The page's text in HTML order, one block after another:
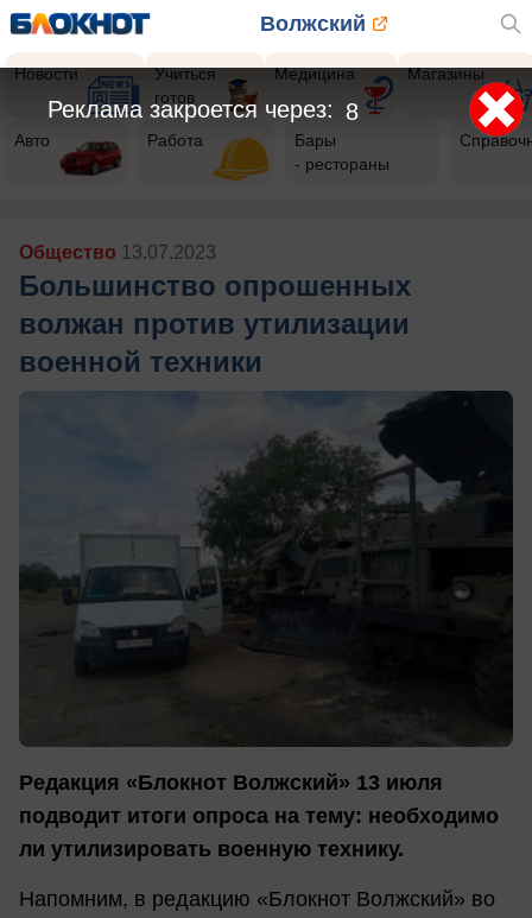
Волжский
Новости
Учиться
готов
Медицина Магазины
Авто Работа
Бары
- рестораны
Общество 13.07.2023
Большинство опрошенных
волжан против утилизации
военной техники
Редакция «Блокнот Волжский» 13 июля
подводит итоги опроса на тему: необходимо
ли утилизировать военную технику.
Напомним, в редакцию «Блокнот Волжский» во
6
Реклама закроется через: